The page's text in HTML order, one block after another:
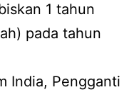
1 tahun
pada tahun
India, Pengganti